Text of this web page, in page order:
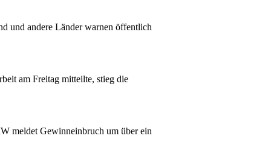
und andere Länder warnen öffentlich
am Freitag mitteilte, stieg die
meldet Gewinneinbruch um über ein